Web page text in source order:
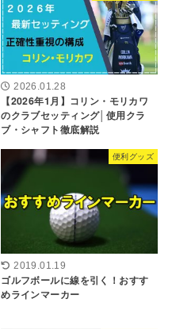
2026.01.28
【2026年1月】コリン・モリカワ
のクラブセッティング│使用クラ
ブ・シャフト徹底解説
便利グッズ
2019.01.19
ゴルフボールに線を引く！おすす
めラインマーカー